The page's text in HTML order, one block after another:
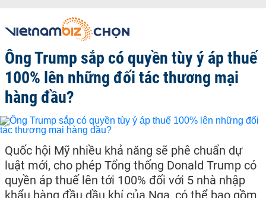
Ông Trump sắp có quyền tùy ý áp thuế
100% lên những đối tác thương mại
hàng đầu?
Quốc hội Mỹ nhiều khả năng sẽ phê chuẩn dự
luật mới, cho phép Tổng thống Donald Trump có
quyền áp thuế lên tới 100% đối với 5 nhà nhập
khẩu hàng đầu dầu khí của Nga, có thể bao gồm